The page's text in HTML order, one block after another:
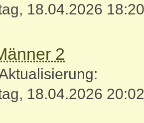
18.04.2026 18:20
2
18.04.2026 20:02